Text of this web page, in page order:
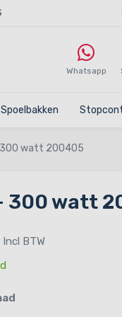
Whatsapp
Spoelbakken
300 watt 200405
300 watt
Incl BTW